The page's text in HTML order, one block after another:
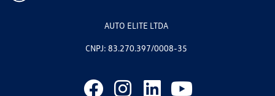
AUTO ELITE LTDA
CNPJ: 83.270.397/0008-35